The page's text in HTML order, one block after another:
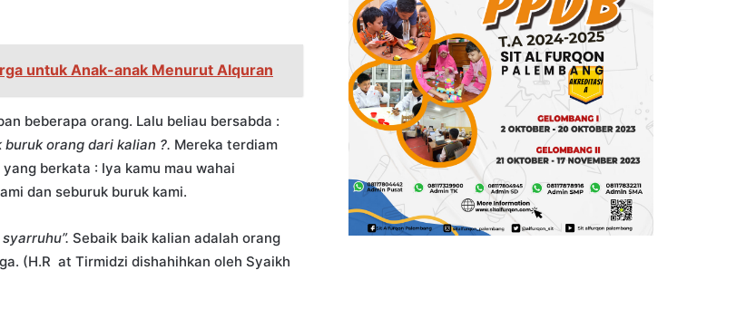
untuk Anak-anak Menurut Alquran
beberapa orang. Lalu beliau bersabda :
orang dari kalian ?. Mereka terdiam
berkata : Iya kamu mau wahai
dan seburuk buruk kami.
Sebaik baik kalian adalah orang
(H.R at Tirmidzi dishahihkan oleh Syaikh